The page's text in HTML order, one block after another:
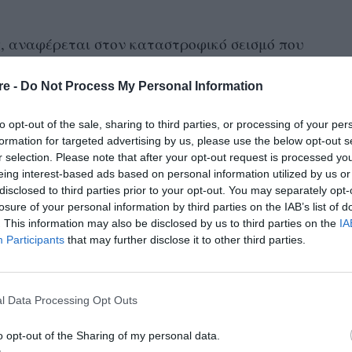
- Do Not Process My Personal Information
opt-out of the sale, sharing to third parties, or processing of your
for targeted advertising by us, please use the below opt-out
selection. Please note that after your opt-out request is processed
interest-based ads based on personal information utilized by us
to third parties prior to your opt-out. You may separately
of your personal information by third parties on the IAB’s list of
This information may also be disclosed by us to third parties on the
Participants that may further disclose it to other third parties.
Data Processing Opt Outs
opt-out of the Sharing of my personal data.
στον καταστροφικό σεισμό που
μοιράστηκε ένα βίντεο με έναν υπάλληλο
και διάσωσης στη Συρία, λέγοντας
του πατέρα που κρατά το χέρι
βρίσκεται κάτω από τα συντρίμμια.
μια εικόνα από το Χατάι που τραβήχτηκε
προσπάθειες έρευνας και διάσωσης στη